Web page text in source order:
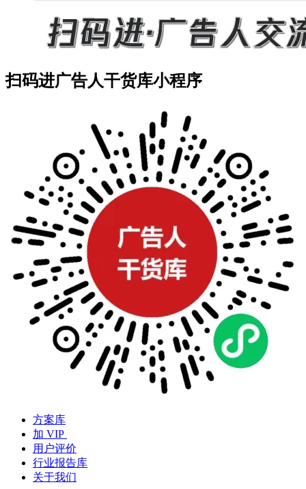
扫码进广告人干货库小程序
方案库
加 VIP
用户评价
行业报告库
关于我们